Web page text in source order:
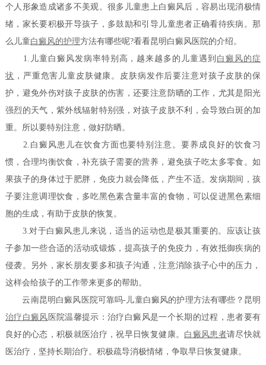
个人形象造成诸多不美观。很多儿童患上白癜风后，容易出现消极情
绪，家长要积极开导孩子，多鼓励和引导儿童患者正确看待疾病。那
么儿童白癜风的护理方法有哪些呢?看看昆明白癜风医院的介绍。
1.儿童白癜风发病率特别高，越来越多的儿童遇到 白癜风的症
状 ，严重危害儿童皮肤健康。皮肤病发作后要注意对孩子皮肤的保
护，避免外伤对孩子皮肤的伤害，还要注意防晒的工作，尤其是阳光
强烈的天气，紫外线辐射特别强，对孩子皮肤不利，会导致白斑的加
重。所以要特别注意，做好防晒。
2.白癜风患儿在饮食方面也要特别注意。要养成良好的饮食习
惯，合理均衡饮食，补充孩子需要的营养，避免孩子吃太多零食。如
果孩子的身体过于肥胖，免疫力就会降低，产生不适。发病期间，孩
子要注意调理饮食，多吃黑色素含量丰富的食物，可以促进黑色素细
胞的生成，有助于皮肤的恢复。
3.对于白癜风患儿来说，适当的运动也是极其重要的。应该让孩
子参加一些合适的活动或锻炼，提高孩子的免疫力，有效抵御疾病的
侵袭。另外，家长朋友要多和孩子沟通，注意消除孩子心中的压力，
这样会给孩子的工作带来更多的帮助。
云南昆明白癜风医院可靠吗-儿童白癜风的护理方法有哪些？昆明
治疗白癜风 医院温馨提示：治疗白癜风是一个长期的过程，患者要有
良好的心态，积极就医治疗，祝早日恢复健康。 白癜风患者请尽快就
医治疗，坚持长期治疗。积极疏导消极情绪，争取早日恢复健康。